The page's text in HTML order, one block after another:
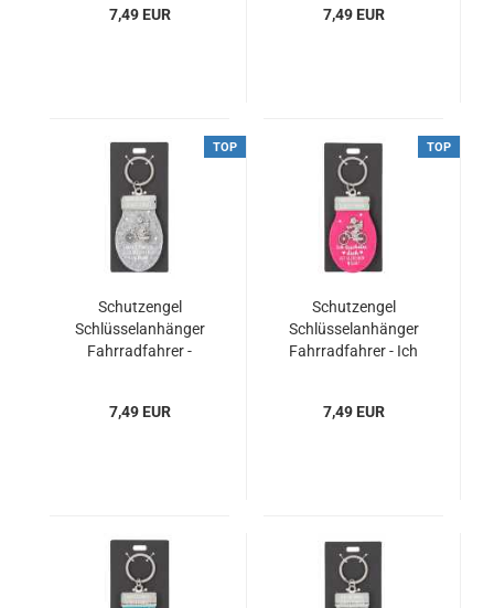
7,49 EUR
7,49 EUR
TOP
Schutzengel
Schlüsselanhänger
Fahrradfahrer -
7,49 EUR
TOP
Schutzengel
Schlüsselanhänger
Fahrradfahrer - Ich
7,49 EUR